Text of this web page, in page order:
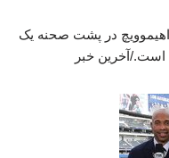
در پشت صحنه یک
است./آخرین خبر